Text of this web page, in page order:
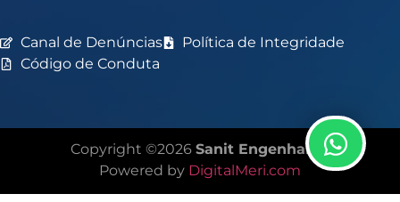
Canal de Denúncias
Política de Integridade
Código de Conduta
Copyright ©2026 Sanit Engenharia
Powered by DigitalMeri.com